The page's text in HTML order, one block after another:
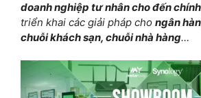
doanh nghiệp tư nhân cho đến
triển khai các giải pháp cho ngân
chuỗi khách sạn, chuỗi nhà hàng…